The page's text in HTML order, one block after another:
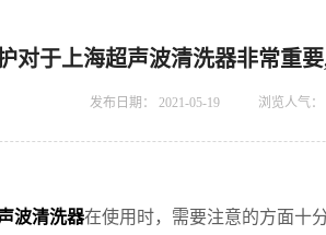
对于上海超声波清洗器非常重
发布日期： 2021-05-19 浏览人气：
波清洗器在使用时，需要注意的方面十